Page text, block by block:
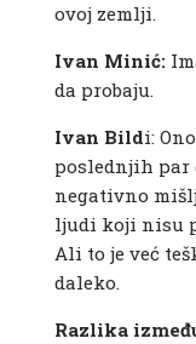
ovoj zemlji.
Ivan Minić:
da probaju.
Ivan Bildi:
poslednjih par
negativno
ljudi koji nisu
Ali to je već
daleko.
Razlika